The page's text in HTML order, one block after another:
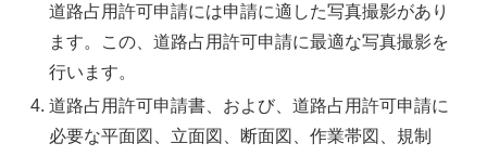
道路占用許可申請には申請に適した写真撮影があり
ます。この、道路占用許可申請に最適な写真撮影を
行います。
道路占用許可申請書、および、道路占用許可申請に
必要な平面図、立面図、断面図、作業帯図、規制